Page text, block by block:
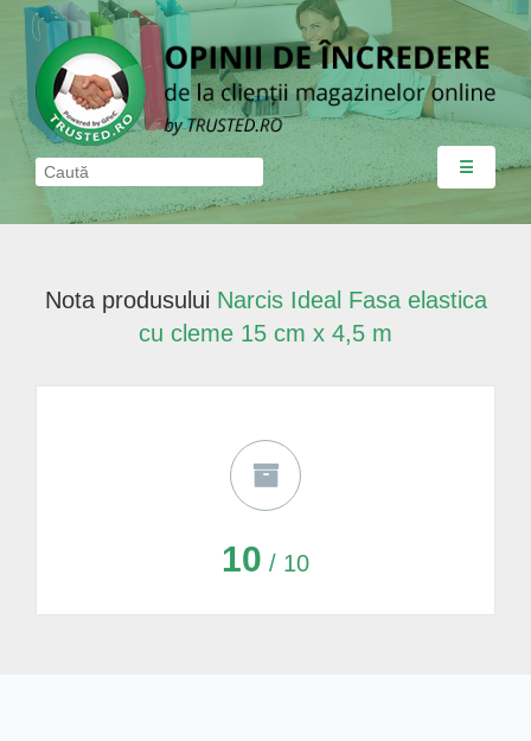
☰
Nota produsului Narcis Ideal Fasa elastica
cu cleme 15 cm x 4,5 m
10 / 10